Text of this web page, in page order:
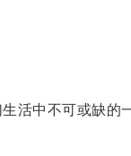
中不可或缺的一